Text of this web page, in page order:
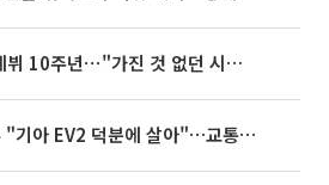
임영웅, 어느덧 데뷔 10주년⋯"가진 것 없던 시절, 내 앞엔 20명의 팬뿐"
'굿 윌 헌팅' 배우 "기아 EV2 덕분에 살아"…교통사고 후 안전성 극찬